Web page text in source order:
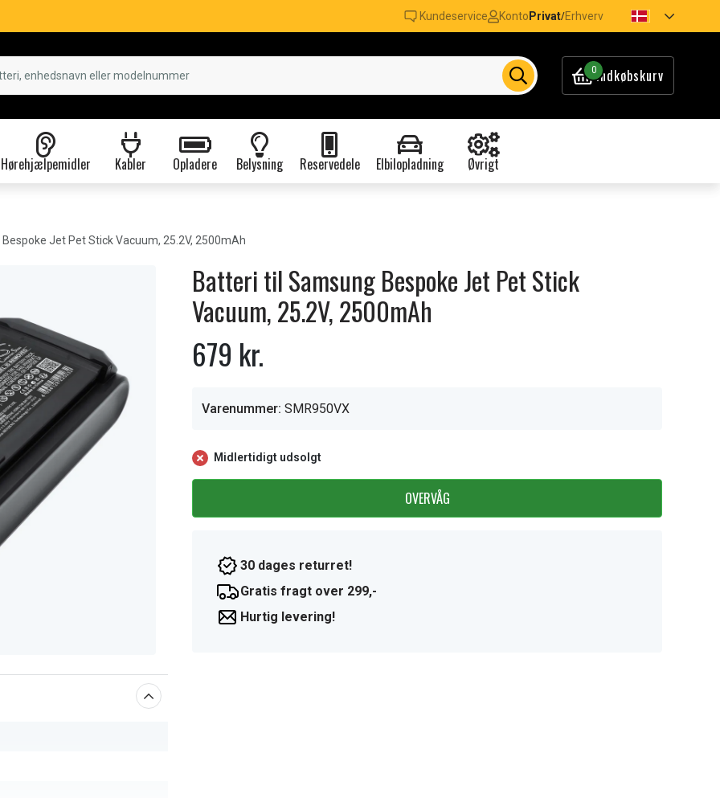
Kundeservice Konto Privat/Erhverv
0Indkøbskurv
Hørehjælpemidler Kabler Opladere Belysning Reservedele Elbilopladning Øvrigt
Jet Pet Stick Vacuum, 25.2V, 2500mAh
Batteri til Samsung Bespoke Jet Pet Stick
Vacuum, 25.2V, 2500mAh
679 kr.
Varenummer: SMR950VX
Midlertidigt udsolgt
OVERVÅG
30 dages returret!
Gratis fragt over 299,-
Hurtig levering!